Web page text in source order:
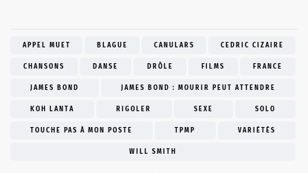
APPEL MUET BLAGUE CANULARS CEDRIC CIZAIRE
CHANSONS DANSE DRÔLE FILMS FRANCE
JAMES BOND JAMES BOND : MOURIR PEUT ATTENDRE
KOH LANTA RIGOLER SEXE SOLO
TOUCHE PAS À MON POSTE TPMP VARIÉTÉS
WILL SMITH